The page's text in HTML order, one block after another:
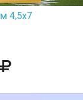
4,5х7